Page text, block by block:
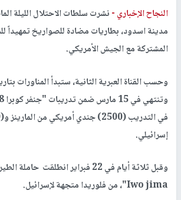
النجاح الإخباري -نشرت سلطات الاحتلال الليلة
مدينة اسدود، بطاريات مضادة للصواريخ تمهيداً
المشتركة مع الجيش الأمريكي.
إسرائيلي.
Iwo jima"، من فلوريدا متجهة لإسرائيل.